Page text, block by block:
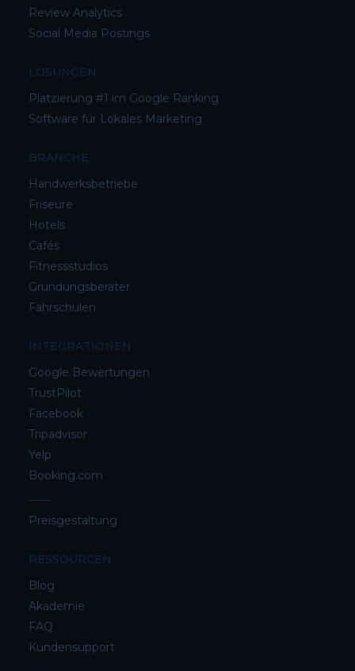
Review Analytics
Social Media Postings
LÖSUNGEN
Platzierung #1 im Google Ranking
Software für Lokales Marketing
BRANCHE
Handwerksbetriebe
Friseure
Hotels
Cafés
Fitnessstudios
Gründungsberater
Fahrschulen
INTEGRATIONEN
Google Bewertungen
TrustPilot
Facebook
Tripadvisor
Yelp
Booking.com
Preisgestaltung
RESSOURCEN
Blog
Akademie
FAQ
Kundensupport